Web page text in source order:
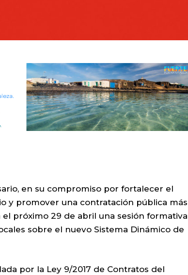
en su compromiso por fortalecer el
y promover una contratación pública más
próximo 29 de abril una sesión formativa
sobre el nuevo Sistema Dinámico de
por la Ley 9/2017 de Contratos del